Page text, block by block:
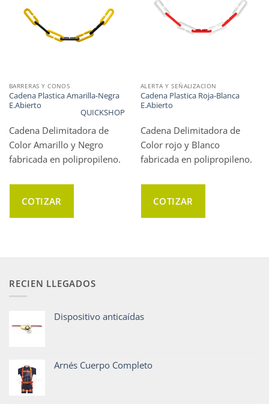
BARRERAS Y CONOS
Cadena Plastica Amarilla-Negra
E.Abierto
Cadena Delimitadora de
Color Amarillo y Negro
fabricada en polipropileno.
COTIZAR
ALERTA Y SEÑALIZACION
Cadena Plastica Roja-Blanca
E.Abierto
QUICKSHOP
Cadena Delimitadora de
Color rojo y Blanco
fabricada en polipropileno.
COTIZAR
RECIEN LLEGADOS
Dispositivo anticaídas
Arnés Cuerpo Completo